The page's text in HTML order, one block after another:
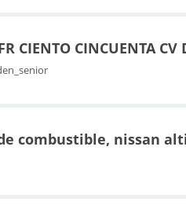
CIENTO CINCUENTA CV
combustible, nissan